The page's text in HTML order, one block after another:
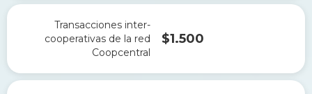
Transacciones inter-
cooperativas de la red
Coopcentral
$1.500